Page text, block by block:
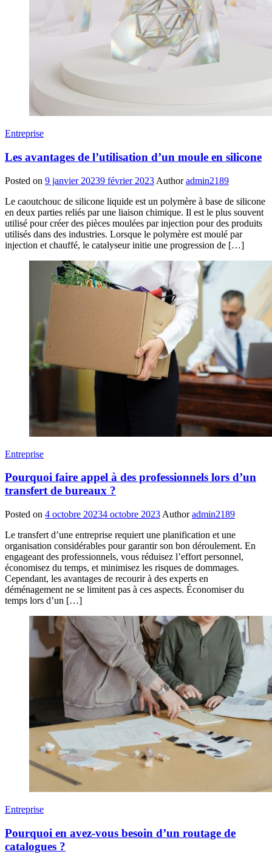
Entreprise
Les avantages de l’utilisation d’un moule en silicone
Posted on 9 janvier 20239 février 2023 Author admin2189
Le caoutchouc de silicone liquide est un polymère à base de silicone
en deux parties reliés par une liaison chimique. Il est le plus souvent
utilisé pour créer des pièces moulées par injection pour des produits
utilisés dans des industries. Lorsque le polymère est moulé par
injection et chauffé, le catalyseur initie une progression de […]
Entreprise
Pourquoi faire appel à des professionnels lors d’un
transfert de bureaux ?
Posted on 4 octobre 20234 octobre 2023 Author admin2189
Le transfert d’une entreprise requiert une planification et une
organisation considérables pour garantir son bon déroulement. En
engageant des professionnels, vous réduisez l’effort personnel,
économisez du temps, et minimisez les risques de dommages.
Cependant, les avantages de recourir à des experts en
déménagement ne se limitent pas à ces aspects. Économiser du
temps lors d’un […]
Entreprise
Pourquoi en avez-vous besoin d’un routage de
catalogues ?